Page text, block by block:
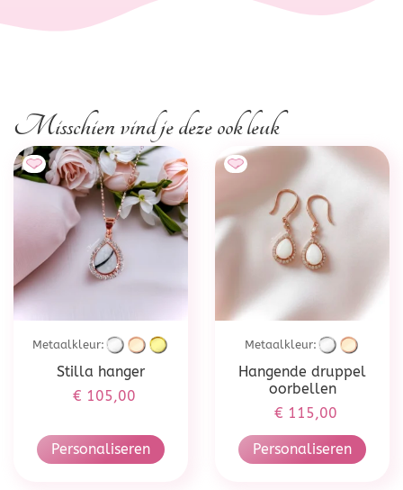
Misschien vind je deze ook leuk
Metaalkleur:
Stilla hanger
€ 105,00
Personaliseren
Metaalkleur:
Hangende druppel
oorbellen
€ 115,00
Personaliseren